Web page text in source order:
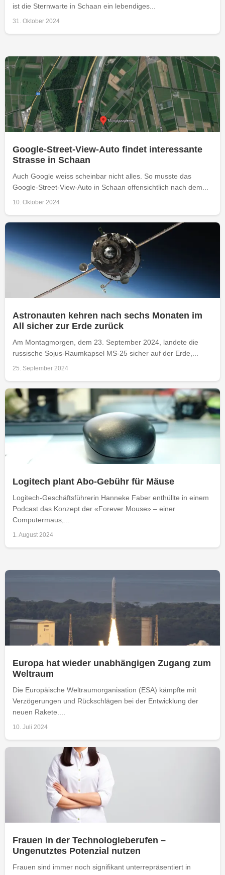
ist die Sternwarte in Schaan ein lebendiges...
31. Oktober 2024
Google-Street-View-Auto findet interessante
Strasse in Schaan
Auch Google weiss scheinbar nicht alles. So musste das
Google-Street-View-Auto in Schaan offensichtlich nach dem...
10. Oktober 2024
Astronauten kehren nach sechs Monaten im
All sicher zur Erde zurück
Am Montagmorgen, dem 23. September 2024, landete die
russische Sojus-Raumkapsel MS-25 sicher auf der Erde,...
25. September 2024
Logitech plant Abo-Gebühr für Mäuse
Logitech-Geschäftsführerin Hanneke Faber enthüllte in einem
Podcast das Konzept der «Forever Mouse» – einer
Computermaus,...
1. August 2024
Europa hat wieder unabhängigen Zugang zum
Weltraum
Die Europäische Weltraumorganisation (ESA) kämpfte mit
Verzögerungen und Rückschlägen bei der Entwicklung der
neuen Rakete....
10. Juli 2024
Frauen in der Technologieberufen –
Ungenutztes Potenzial nutzen
Frauen sind immer noch signifikant unterrepräsentiert in